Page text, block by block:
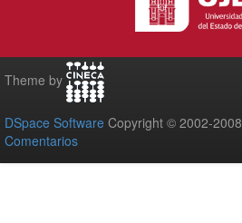
Theme by
DSpace Software Copyright © 2002-2008
Comentarios